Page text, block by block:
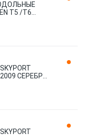
T5 /Т6
СЕРЕБР